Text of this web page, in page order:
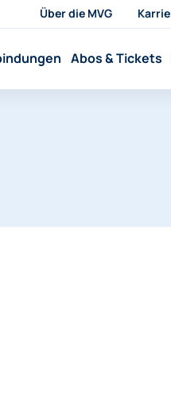
Über die MVG
Abos & Tickets